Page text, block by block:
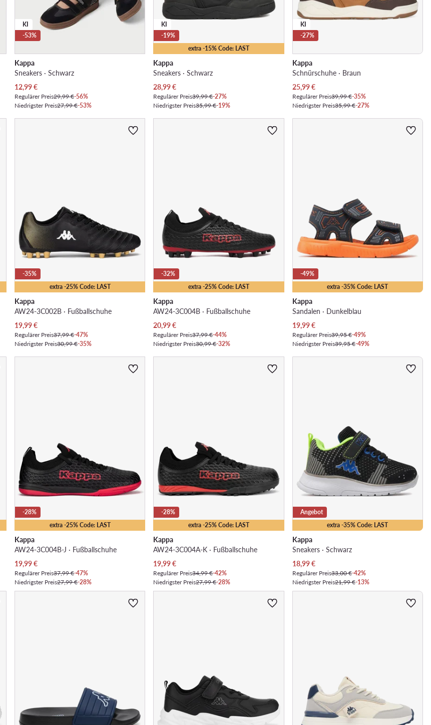
KI
-53%
Kappa
Sneakers · Schwarz
Aktueller Preis
12,99€
Regulärer Preis29,99 €-56%
Niedrigster Preis27,99 €-53%
extra -15% Code: LAST
KI
-19%
Kappa
Sneakers · Schwarz
Aktueller Preis
28,99€
Regulärer Preis39,99 €-27%
Niedrigster Preis35,99 €-19%
KI
-27%
Kappa
Schnürschuhe · Braun
Aktueller Preis
25,99€
Regulärer Preis39,99 €-35%
Niedrigster Preis35,99 €-27%
extra -25% Code: LAST
-35%
Kappa
AW24-3C002B · Fußballschuhe
Aktueller Preis
19,99€
Regulärer Preis37,99 €-47%
Niedrigster Preis30,99 €-35%
extra -25% Code: LAST
-32%
Kappa
AW24-3C004B · Fußballschuhe
Aktueller Preis
20,99€
Regulärer Preis37,99 €-44%
Niedrigster Preis30,99 €-32%
extra -35% Code: LAST
-49%
Kappa
Sandalen · Dunkelblau
Aktueller Preis
19,99€
Regulärer Preis39,95 €-49%
Niedrigster Preis39,95 €-49%
extra -25% Code: LAST
-28%
Kappa
AW24-3C004B-J · Fußballschuhe
Aktueller Preis
19,99€
Regulärer Preis37,99 €-47%
Niedrigster Preis27,99 €-28%
extra -25% Code: LAST
-28%
Kappa
AW24-3C004A-K · Fußballschuhe
Aktueller Preis
19,99€
Regulärer Preis34,99 €-42%
Niedrigster Preis27,99 €-28%
extra -35% Code: LAST
Angebot
Kappa
Sneakers · Schwarz
Aktueller Preis
18,99€
Regulärer Preis33,00 €-42%
Niedrigster Preis21,99 €-13%